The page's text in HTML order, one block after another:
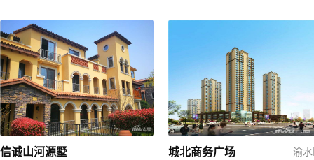
信诚山河源墅
城北商务广场 渝